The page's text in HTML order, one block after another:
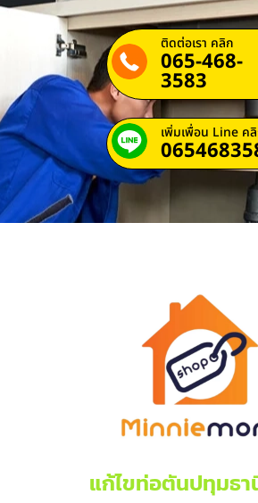
ติดต่อเรา คลิก
065-468-
3583
เพิ่มเพื่อน Line ค
แก้ไขท่อตันปทุมธา